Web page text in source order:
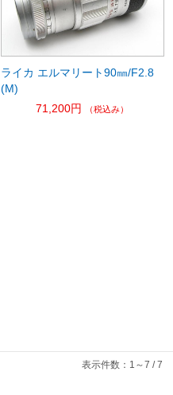
ライカ エルマリート90㎜/F2.8
(M)
71,200円
（税込み）
表示件数：1～7 / 7